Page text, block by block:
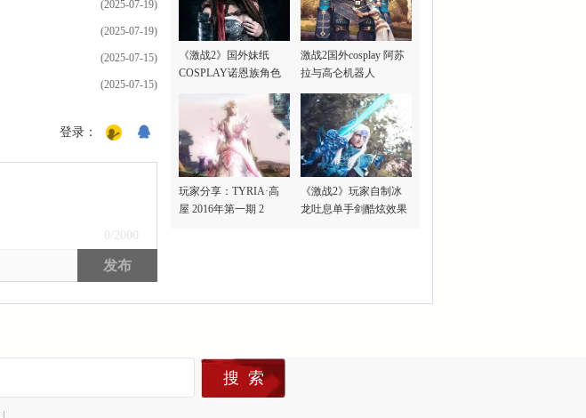
(2025-07-19)
(2025-07-19)
(2025-07-15)
(2025-07-15)
登录：
0 /2000
发布
《激战2》国外妹纸
COSPLAY诺恩族角色
激战2国外cosplay 阿苏
拉与高仑机器人
玩家分享：TYRIA·高
屋 2016年第一期 2
《激战2》玩家自制冰
龙吐息单手剑酷炫效果